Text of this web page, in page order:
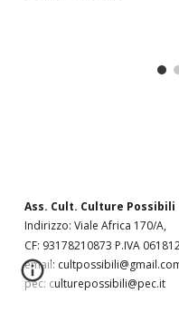
Ass. Cult. Culture Possibili
Indirizzo: Viale Africa 170/A,
CF: 93178210873 P.IVA
email:
pec: culturepossibili@pec.it